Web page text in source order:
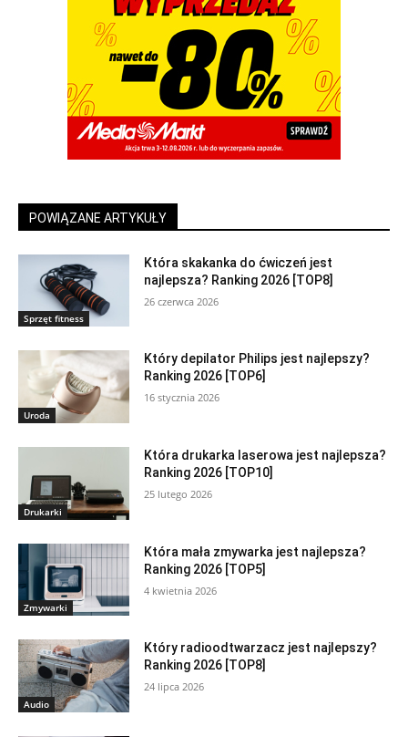
POWIĄZANE ARTYKUŁY
Sprzęt fitness
Która skakanka do ćwiczeń jest
najlepsza? Ranking 2026 [TOP8]
26 czerwca 2026
Uroda
Który depilator Philips jest najlepszy?
Ranking 2026 [TOP6]
16 stycznia 2026
Drukarki
Która drukarka laserowa jest najlepsza?
Ranking 2026 [TOP10]
25 lutego 2026
Zmywarki
Która mała zmywarka jest najlepsza?
Ranking 2026 [TOP5]
4 kwietnia 2026
Audio
Który radioodtwarzacz jest najlepszy?
Ranking 2026 [TOP8]
24 lipca 2026